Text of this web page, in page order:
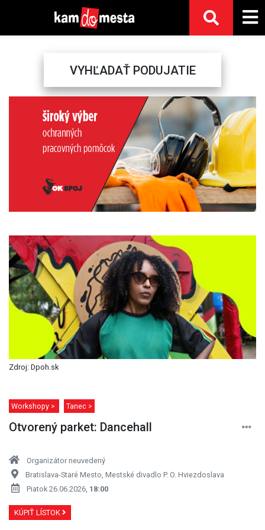
VYHĽADAŤ PODUJATIE
Next
Zdroj: Dpoh.sk
Workshopy > Tanec >
Otvorený parket: Dancehall
Organizátor neuvedený
Bratislava-Staré Mesto, Mestské divadlo P. O. Hviezdoslava
Piatok 26.06.2026, 18:00
KÚPIŤ LÍSTOK